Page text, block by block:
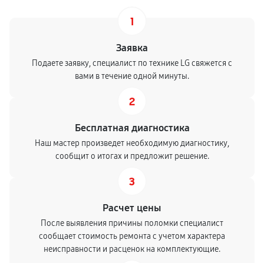
1
Заявка
Подаете заявку, специалист по технике LG свяжется с
вами в течение одной минуты.
2
Бесплатная диагностика
Наш мастер произведет необходимую диагностику,
сообщит о итогах и предложит решение.
3
Расчет цены
После выявления причины поломки специалист
сообщает стоимость ремонта с учетом характера
неисправности и расценок на комплектующие.